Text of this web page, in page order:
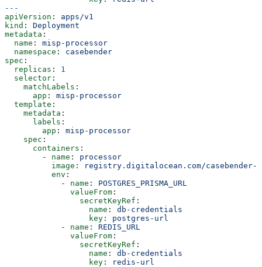
---
apiVersion : apps/v1
kind : Deployment
metadata :
  name
: misp-processor
  namespace
: casebender
spec :
  replicas
: 1
  selector
:
    matchLabels
:
      app
: misp-processor
  template
:
    metadata
:
      labels
:
        app
: misp-processor
    spec
:
      containers
:
        -
name : processor
          image
:
registry.digitalocean.com/
          env
:
            -
name : POSTGRES_PRISMA_URL
              valueFrom
:
                secretKeyRef
:
                  name
: db-credentials
                  key
: postgres-url
            -
name : REDIS_URL
              valueFrom
:
                secretKeyRef
:
                  name
: db-credentials
                  key
: redis-url